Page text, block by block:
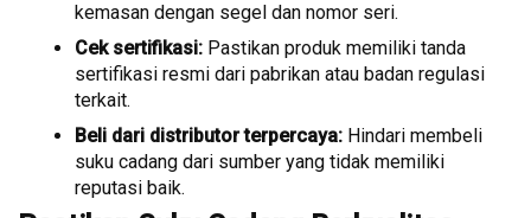
kemasan dengan segel dan nomor seri.
Cek sertifikasi: Pastikan produk memiliki tanda
sertifikasi resmi dari pabrikan atau badan regulasi
terkait.
Beli dari distributor terpercaya: Hindari membeli
suku cadang dari sumber yang tidak memiliki
reputasi baik.